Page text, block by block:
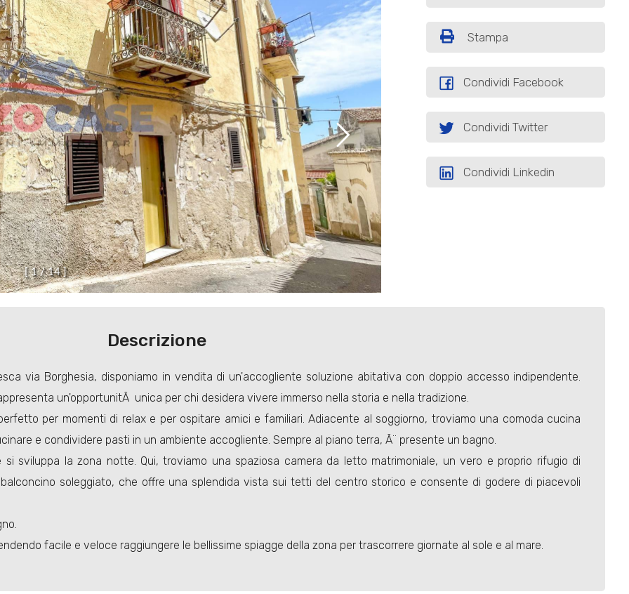
[ 1 / 14 ]
Stampa
Condividi Facebook
Condividi Twitter
Condividi Linkedin
Descrizione
via Borghesia, disponiamo in vendita di un'accogliente soluzione abitativa con doppio accesso indipendente.
un'opportunitÃ unica per chi desidera vivere immerso nella storia e nella tradizione.
per momenti di relax e per ospitare amici e familiari. Adiacente al soggiorno, troviamo una comoda cucina
e condividere pasti in un ambiente accogliente. Sempre al piano terra, Ã¨ presente un bagno.
sviluppa la zona notte. Qui, troviamo una spaziosa camera da letto matrimoniale, un vero e proprio rifugio di
soleggiato, che offre una splendida vista sui tetti del centro storico e consente di godere di piacevoli
facile e veloce raggiungere le bellissime spiagge della zona per trascorrere giornate al sole e al mare.